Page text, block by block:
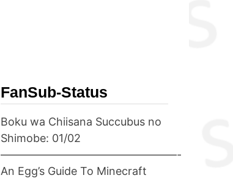
FanSub-Status
Boku wa Chiisana Succubus no
Shimobe: 01/02
————————————————-
An Egg’s Guide To Minecraft